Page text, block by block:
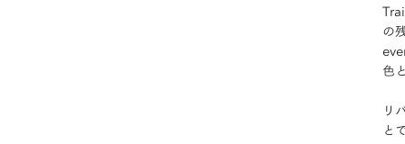
の
色
リ
と